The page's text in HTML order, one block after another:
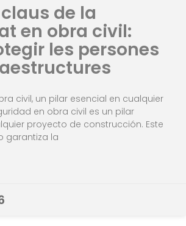
de la
en obra civil:
les persones
civil, un pilar esencial en cualquier
en obra civil es un pilar
proyecto de construcción. Este
garantiza la